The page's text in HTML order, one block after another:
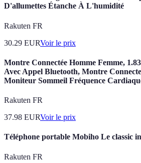
D'allumettes Étanche À L'humidité
Rakuten FR
30.29 EURVoir le prix
Montre Connectée Homme Femme,
Avec Appel Bluetooth, Montre
Moniteur Sommeil Fréquence
Rakuten FR
37.98 EURVoir le prix
Téléphone portable Mobiho Le classic
Rakuten FR